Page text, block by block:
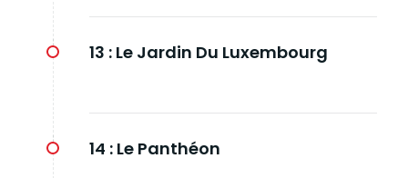
13 : Le Jardin Du Luxembourg
14 : Le Panthéon